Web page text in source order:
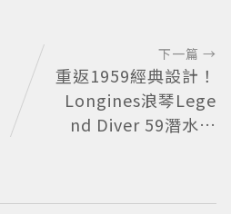
下一篇 →
重返1959經典設計！
Longines浪琴Lege
nd Diver 59潛水表